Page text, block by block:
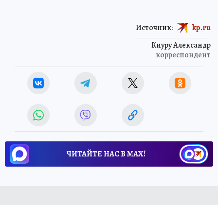
Киуру Александр
корреспондент
Источник: kp.ru
ЧИТАЙТЕ НАС В МАХ!